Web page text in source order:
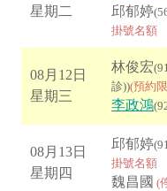
星期二
邱郁婷
掛號名額
08月12日
星期三
林俊宏
診))(預約
李政鴻
08月13日
星期四
邱郁婷
掛號名額
魏昌國 (